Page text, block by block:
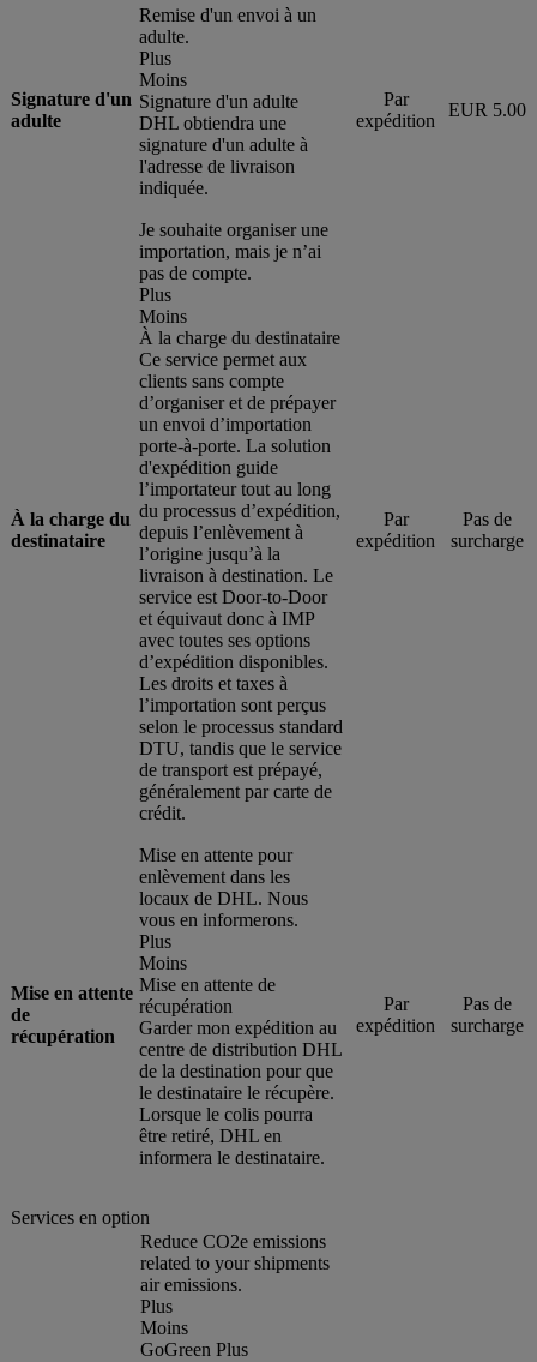
Signature d'un
adulte
Remise d'un envoi à un
adulte.
Plus
Moins
Signature d'un adulte
DHL obtiendra une
signature d'un adulte à
l'adresse de livraison
indiquée.
Par
expédition
EUR 5.00
À la charge du
destinataire
Je souhaite organiser une
importation, mais je n’ai
pas de compte.
Plus
Moins
À la charge du destinataire
Ce service permet aux
clients sans compte
d’organiser et de prépayer
un envoi d’importation
porte-à-porte. La solution
d'expédition guide
l’importateur tout au long
du processus d’expédition,
depuis l’enlèvement à
l’origine jusqu’à la
livraison à destination. Le
service est Door-to-Door
et équivaut donc à IMP
avec toutes ses options
d’expédition disponibles.
Les droits et taxes à
l’importation sont perçus
selon le processus standard
DTU, tandis que le service
de transport est prépayé,
généralement par carte de
crédit.
Par
expédition
Pas de
surcharge
Mise en attente
de
récupération
Mise en attente pour
enlèvement dans les
locaux de DHL. Nous
vous en informerons.
Plus
Moins
Mise en attente de
récupération
Garder mon expédition au
centre de distribution DHL
de la destination pour que
le destinataire le récupère.
Lorsque le colis pourra
être retiré, DHL en
informera le destinataire.
Par
expédition
Pas de
surcharge
Services en option
Reduce CO2e emissions
related to your shipments
air emissions.
Plus
Moins
GoGreen Plus